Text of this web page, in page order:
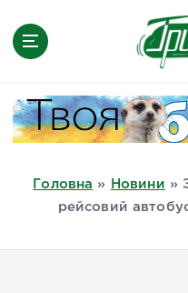
Головна » Новини »
рейсовий автобус